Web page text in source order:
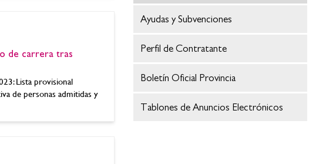
de carrera tras
Lista provisional
de personas admitidas y
Ayudas y Subvenciones
Perfil de Contratante
Boletín Oficial Provincia
Tablones de Anuncios Electrónicos